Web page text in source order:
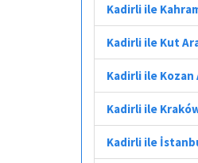
Kadirli ile
Kadirli ile Kut
Kadirli ile Kozan
Kadirli ile
Kadirli ile